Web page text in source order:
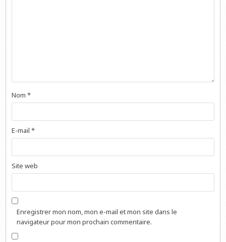
Nom*
E-mail*
Site web
Enregistrer mon nom, mon e-mail et mon site dans le
navigateur pour mon prochain commentaire.